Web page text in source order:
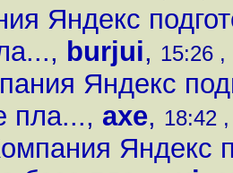
Яндекс
, burjui, 15:26
Яндекс
пла..., axe, 18:42
Яндекс